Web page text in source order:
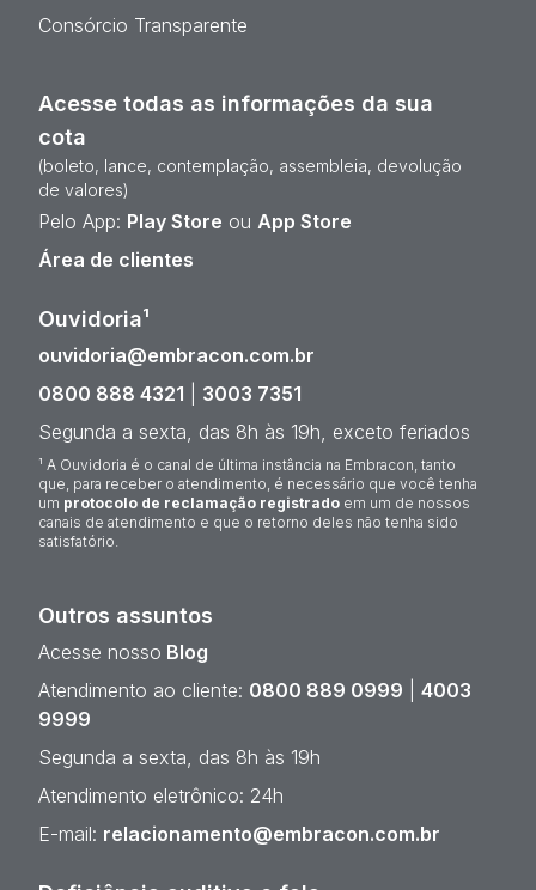
Consórcio Transparente
Acesse todas as informações da sua
cota
(boleto, lance, contemplação, assembleia, devolução
de valores)
Pelo App: Play Store ou App Store
Área de clientes
Ouvidoria¹
ouvidoria@embracon.com.br
0800 888 4321
3003 7351
Segunda a sexta, das 8h às 19h, exceto feriados
¹ A Ouvidoria é o canal de última instância na Embracon, tanto
que, para receber o atendimento, é necessário que você tenha
um protocolo de reclamação registrado em um de nossos
canais de atendimento e que o retorno deles não tenha sido
satisfatório.
Outros assuntos
Acesse nosso Blog
Atendimento ao cliente: 0800 889 0999
4003
9999
Segunda a sexta, das 8h às 19h
Atendimento eletrônico: 24h
E-mail: relacionamento@embracon.com.br